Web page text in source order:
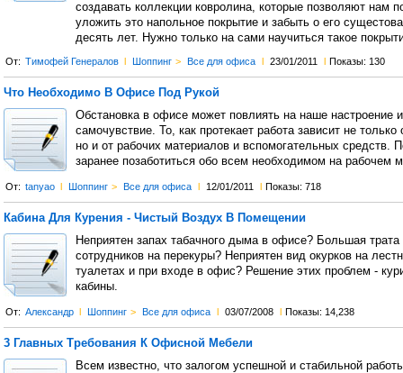
создавать коллекции ковролина, которые позволяют нам
уложить это напольное покрытие и забыть о его
десять лет. Нужно только на сами научиться такое
От: Тимофей Генералов l Шоппинг > Все для офиса l 23/01/2011 l Показы: 130
Что Необходимо В Офисе Под Рукой
Обстановка в офисе может повлиять на наше настроение
самочувствие. То, как протекает работа зависит не только
но и от рабочих материалов и вспомогательных средств.
заранее позаботиться обо всем необходимом на рабочем
От: tanyao l Шоппинг > Все для офиса l 12/01/2011 l Показы: 718
Кабина Для Курения - Чистый Воздух В Помещении
Неприятен запах табачного дыма в офисе? Большая трата
сотрудников на перекуры? Неприятен вид окурков на
туалетах и при входе в офис? Решение этих проблем -
кабины.
От: Александр l Шоппинг > Все для офиса l 03/07/2008 l Показы: 14,238
3 Главных Требования К Офисной Мебели
Всем известно, что залогом успешной и стабильной